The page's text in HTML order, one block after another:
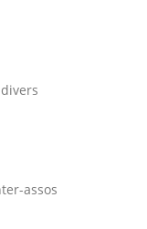
assos